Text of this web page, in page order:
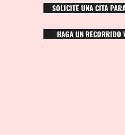
SOLICITE UNA CITA
HAGA UN RECORRIDO